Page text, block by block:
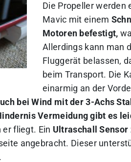
Die Propeller werden
Mavic mit einem
Motoren befestigt,
Allerdings kann man
Fluggerät belassen,
beim Transport. Die
einarmig an der
bei Wind mit der 3-Achs
Vermeidung gibt es
fliegt. Ein Ultraschall Sensor
angebracht. Dieser